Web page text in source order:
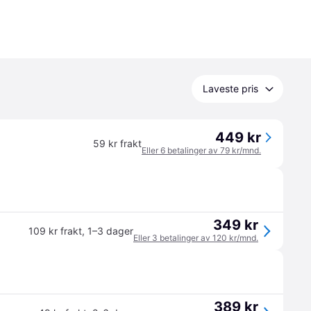
Laveste pris
59 kr frakt 449 kr
Eller 6 betalinger av 79 kr/mnd.
109 kr frakt, 1–3 dager 349 kr
Eller 3 betalinger av 120 kr/mnd.
389 kr